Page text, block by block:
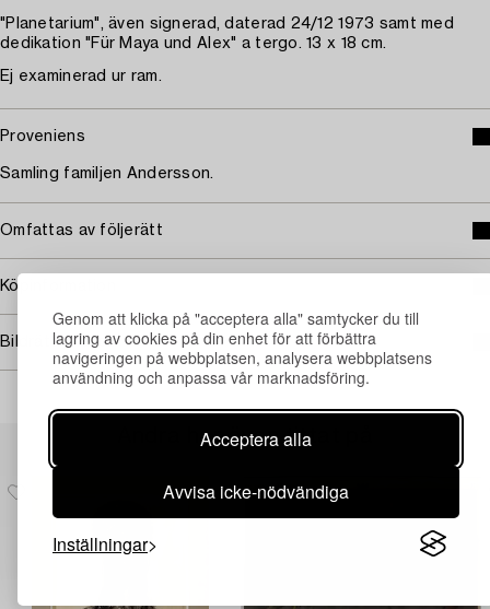
Genom att klicka på "acceptera alla" samtycker du till
lagring av cookies på din enhet för att förbättra
navigeringen på webbplatsen, analysera webbplatsens
användning och anpassa vår marknadsföring.
Acceptera alla
Avvisa icke-nödvändiga
Inställningar
"Planetarium", även signerad, daterad 24/12 1973 samt med
dedikation "Für Maya und Alex" a tergo. 13 x 18 cm.
Ej examinerad ur ram.
Proveniens
Samling familjen Andersson.
Omfattas av följerätt
Köpinformation
Bildrättigheter
Andra har även tittat på